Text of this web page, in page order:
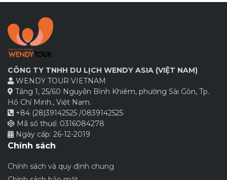
CÔNG TY TNHH DU LỊCH WENDY ASIA (VIỆT NAM)
WENDY TOUR VIETNAM
Tầng 1, 25/60 Nguyễn Bỉnh Khiêm, phường Sài Gòn, Tp.
Hồ Chí Minh., Việt Nam.
+84 (28)39142525 /0839142525
Mã số thuế: 0316084278
Ngày cấp: 26-12-2019
Chính sách
Chính sách và quy định chung